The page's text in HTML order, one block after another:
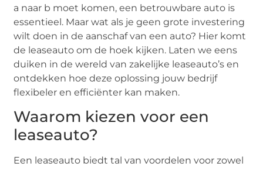
a naar b moet komen, een betrouwbare auto is
essentieel. Maar wat als je geen grote investering
wilt doen in de aanschaf van een auto? Hier komt
de leaseauto om de hoek kijken. Laten we eens
duiken in de wereld van zakelijke leaseauto’s en
ontdekken hoe deze oplossing jouw bedrijf
flexibeler en efficiënter kan maken.
Waarom kiezen voor een
leaseauto?
Een leaseauto biedt tal van voordelen voor zowel